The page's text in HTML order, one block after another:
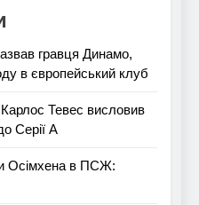
гравця Динамо,
в європейський клуб
Тевес висловив
Серії А
Осімхена в ПСЖ: